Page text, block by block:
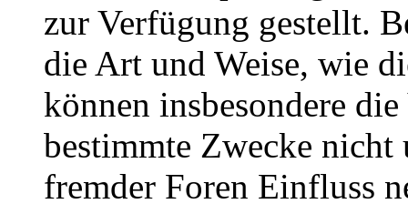
zur Verfügung gestellt.
die Art und Weise, wie
können insbesondere
bestimmte Zwecke nicht
fremder Foren Einfluss